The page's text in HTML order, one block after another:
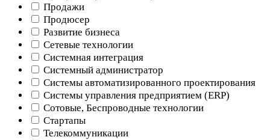
Продажи
Продюсер
Развитие бизнеса
Сетевые технологии
Системная интеграция
Системный администратор
Системы автоматизированного проектирования
Системы управления предприятием (ERP)
Сотовые, Беспроводные технологии
Стартапы
Телекоммуникации